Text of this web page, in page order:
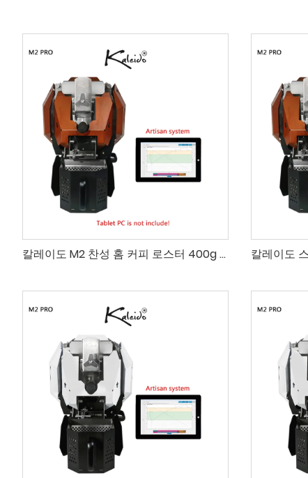
칼레이도 M2 찬성 홈 커피 로스터 400g 전기 드럼, 장인 로스트 컨트롤용